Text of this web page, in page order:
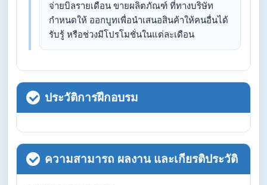
จ่ายบิลรายเดือน ขายผลิตภัณฑ์ ที่ทางบริษัท
กำหนดให้ ออกบูทเพื่อนำเสนอสินค้าให้คนอื่นได้
รับรู้ หรือช่วงมีโปรโมชั่นในแต่ละเดือน
ประวัติการฝึกอบรม
ความสามารถ ผลงาน และเกียรติประวัติ